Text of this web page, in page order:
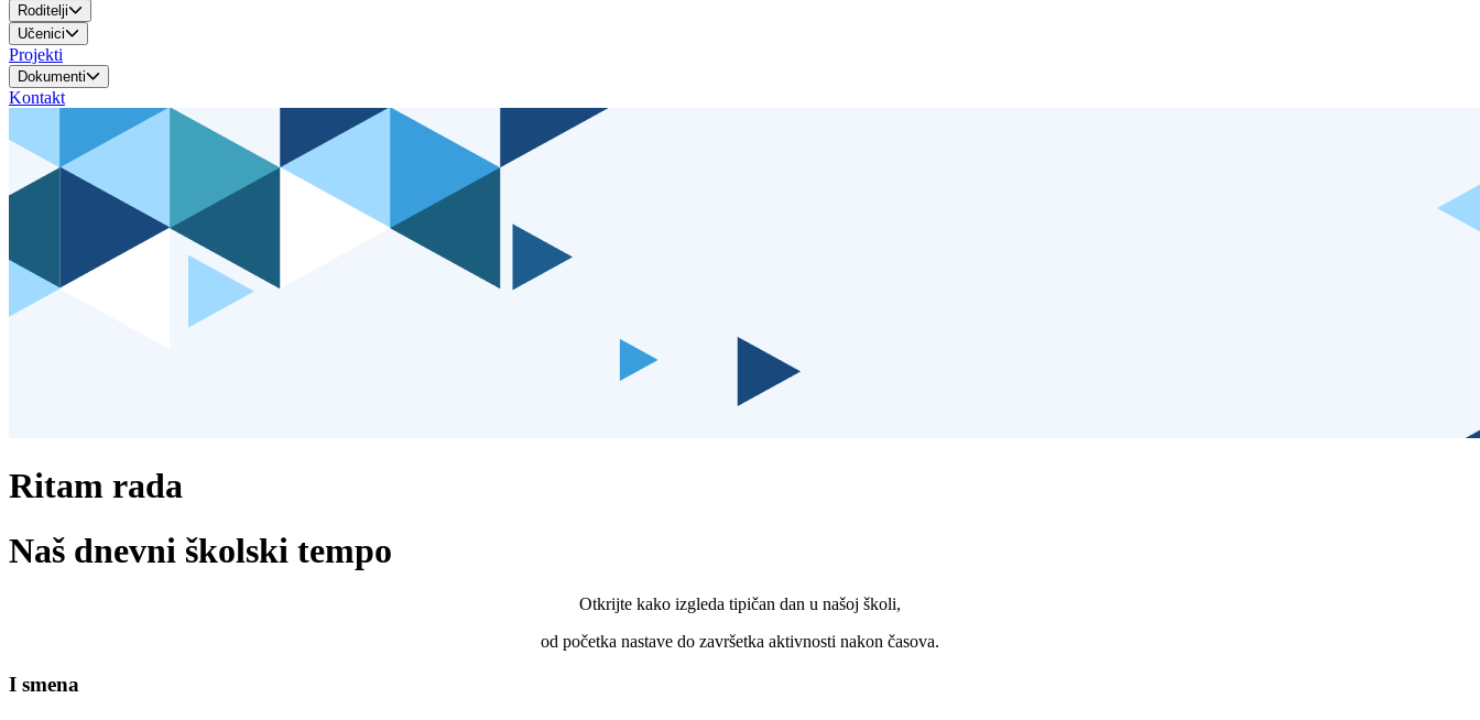
Roditelji
Učenici
Projekti
Dokumenti
Kontakt
Ritam rada
Naš dnevni školski tempo
Otkrijte kako izgleda tipičan dan u našoj školi,
od početka nastave do završetka aktivnosti nakon časova.
I smena